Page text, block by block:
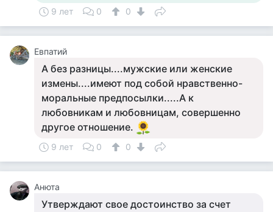
9 лет 0 0
Евпатий
А без разницы....мужские или женские
измены....имеют под собой нравственно-
моральные предпосылки.....А к
любовникам и любовницам, совершенно
другое отношение.
9 лет 0 0
Анюта
Утверждают свое достоинство за счет